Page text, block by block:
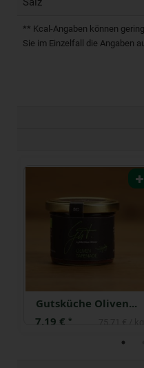
** Kcal-Angaben können
Sie im Einzelfall die Angaben
Gutsküche Oliven Tapenade
7,19 € *